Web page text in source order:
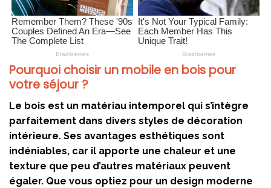
Pourquoi choisir un mobile en bois pour
votre séjour ?
Le bois est un matériau intemporel qui s’intègre
parfaitement dans divers styles de décoration
intérieure. Ses avantages esthétiques sont
indéniables, car il apporte une chaleur et une
texture que peu d’autres matériaux peuvent
égaler. Que vous optiez pour un design moderne